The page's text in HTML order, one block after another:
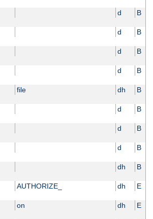
d B
d B
d B
d B
file dh B
d B
d B
d B
dh B
AUTHORIZE_ dh E
on dh E